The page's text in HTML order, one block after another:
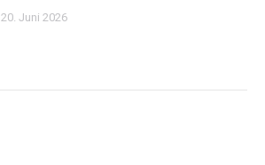
20. Juni 2026